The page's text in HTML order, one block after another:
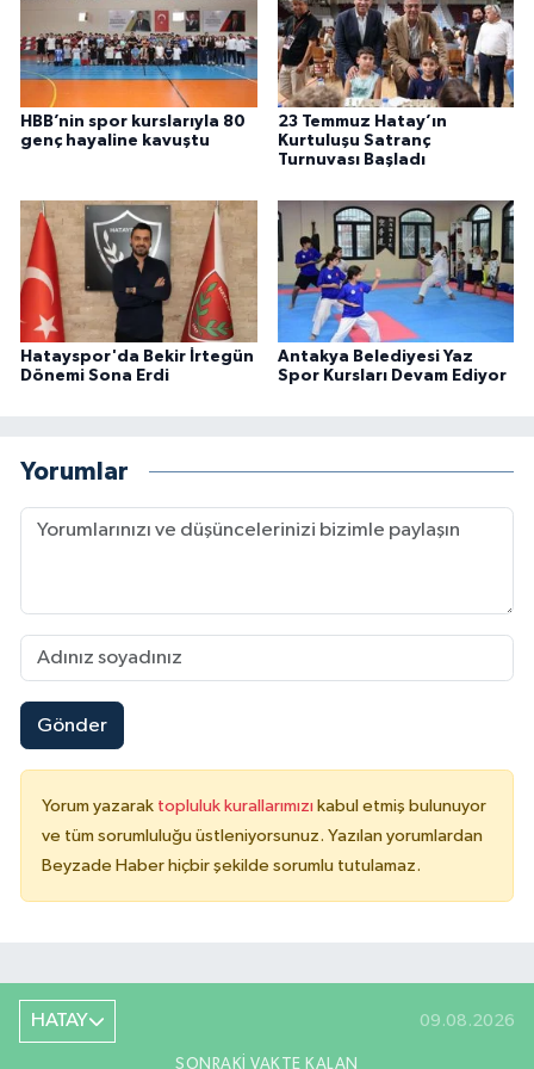
HBB’nin spor kurslarıyla 80
genç hayaline kavuştu
23 Temmuz Hatay’ın
Kurtuluşu Satranç
Turnuvası Başladı
Hatayspor'da Bekir İrtegün
Dönemi Sona Erdi
Antakya Belediyesi Yaz
Spor Kursları Devam Ediyor
Yorumlar
Gönder
Yorum yazarak topluluk kurallarımızı kabul etmiş bulunuyor
ve tüm sorumluluğu üstleniyorsunuz. Yazılan yorumlardan
Beyzade Haber hiçbir şekilde sorumlu tutulamaz.
HATAY 09.08.2026
SONRAKI VAKTE KALAN